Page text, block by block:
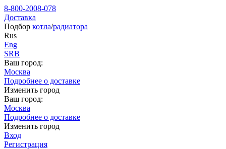
8-800-2008-078
Доставка
Подбор котла/радиатора
Rus
Eng
SRB
Ваш город:
Москва
Подробнее о доставке
Изменить город
Ваш город:
Москва
Подробнее о доставке
Изменить город
Вход
Регистрация